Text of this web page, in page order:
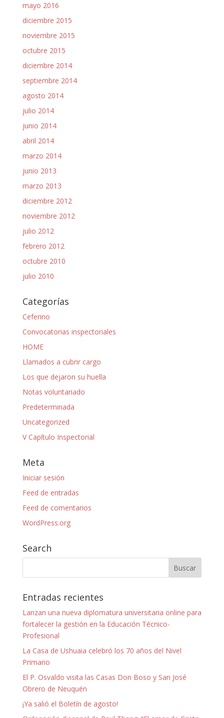
mayo 2016
diciembre 2015
noviembre 2015
octubre 2015
diciembre 2014
septiembre 2014
agosto 2014
julio 2014
junio 2014
abril 2014
marzo 2014
junio 2013
marzo 2013
diciembre 2012
noviembre 2012
julio 2012
febrero 2012
octubre 2010
julio 2010
Categorías
Ceferino
Convocatorias inspectoriales
HOME
Llamados a cubrir cargo
Los que dejaron su huella
Notas voluntariado
Predeterminada
Uncategorized
V Capítulo Inspectorial
Meta
Iniciar sesión
Feed de entradas
Feed de comentarios
WordPress.org
Search
Entradas recientes
Lanzan una nueva diplomatura universitaria online para
fortalecer la gestión en la Educación Técnico-
Profesional
La Casa de Ushuaia celebró los 70 años del Nivel
Primario
El P. Osvaldo visita las Casas Don Boso y San José
Obrero de Neuquén
¡Ya salió el Boletín de agosto!